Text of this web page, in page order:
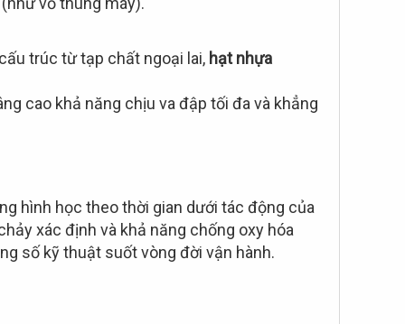
trúc từ tạp chất ngoại lai, hạt nhựa
cao khả năng chịu va đập tối đa và khẳng
hình học theo thời gian dưới tác động của
xác định và khả năng chống oxy hóa
số kỹ thuật suốt vòng đời vận hành.